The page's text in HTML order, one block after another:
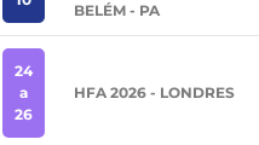
BELÉM - PA
24
a
26
HFA 2026 - LONDRES